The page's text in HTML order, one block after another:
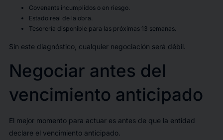
Covenants incumplidos o en riesgo.
Estado real de la obra.
Tesorería disponible para las próximas 13 semanas.
Sin este diagnóstico, cualquier negociación será débil.
Negociar antes del
vencimiento anticipado
El mejor momento para actuar es antes de que la entidad
declare el vencimiento anticipado.